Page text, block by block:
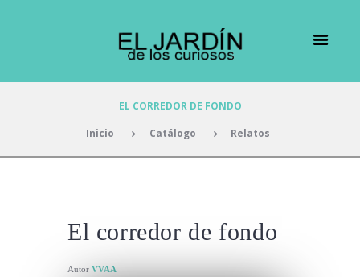
EL CORREDOR DE FONDO
Inicio Catálogo Relatos
El corredor de fondo
Autor VVAA